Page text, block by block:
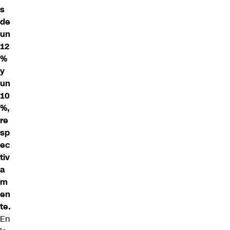
s
de
un
12
%
y
un
10
%,
re
sp
ec
tiv
a
m
en
te.
En